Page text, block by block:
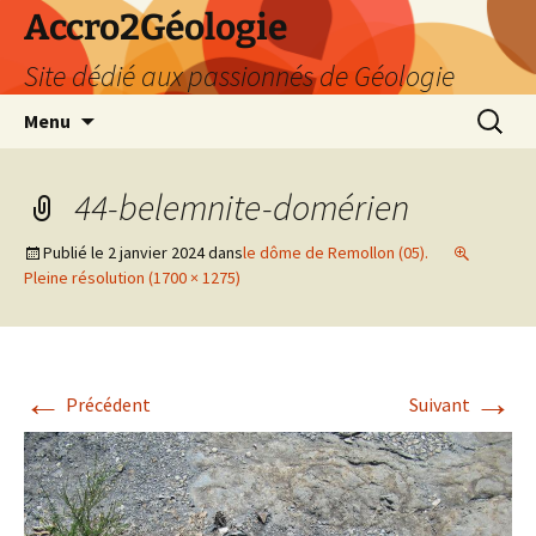
Accro2Géologie
Site dédié aux passionnés de Géologie
Menu
44-belemnite-domérien
Publié le 2 janvier 2024dansle dôme de Remollon (05).
Pleine résolution (1700 × 1275)
← Précédent Suivant →